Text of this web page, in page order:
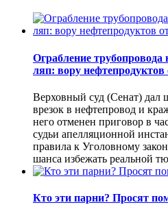
Ограбление
ляп: вору
Верховный суд (Сенат) дал
врезок в нефтепровод и
него отменен приговор в
судьи апелляционной
правила к Уголовному
шанса избежать реальной
Кто эти парни? Просят